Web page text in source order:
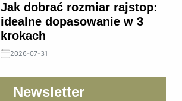
Jak dobrać rozmiar rajstop:
idealne dopasowanie w 3
krokach
2026-07-31
Newsletter